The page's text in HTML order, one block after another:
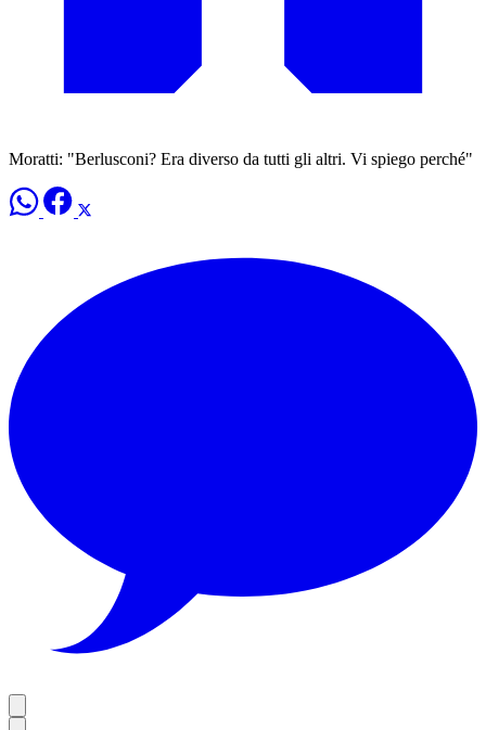
Moratti: "Berlusconi? Era diverso da tutti gli altri. Vi spiego perché"